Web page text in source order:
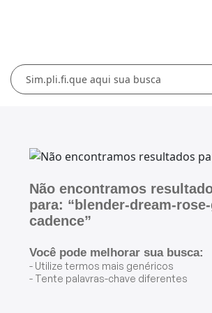
Não encontramos
para: “blender-dream-
cadence”
Você pode melhorar sua busca:
- Utilize termos mais genéricos
- Tente palavras-chave diferentes
Cozinha
Chaleiras Elétricas
Cafeteiras
Fritadeiras
Conforto Térmico
Cuidados Pessoais
Pranchas